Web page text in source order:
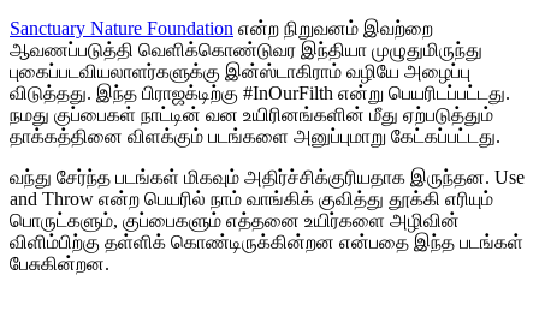
Sanctuary Nature Foundation என்ற நிறுவனம் இவற்றை
ஆவணப்படுத்தி வெளிக்கொண்டுவர இந்தியா முழுதுமிருந்து
புகைப்படவியலாளர்களுக்கு இன்ஸ்டாகிராம் வழியே அழைப்பு
விடுத்தது. இந்த பிராஜக்டிற்கு #InOurFilth என்று பெயரிடப்பட்டது.
நமது குப்பைகள் நாட்டின் வன உயிரினங்களின் மீது ஏற்படுத்தும்
தாக்கத்தினை விளக்கும் படங்களை அனுப்புமாறு கேட்கப்பட்டது.
வந்து சேர்ந்த படங்கள் மிகவும் அதிர்ச்சிக்குரியதாக இருந்தன. Use
and Throw என்ற பெயரில் நாம் வாங்கிக் குவித்து தூக்கி எரியும்
பொருட்களும், குப்பைகளும் எத்தனை உயிர்களை அழிவின்
விளிம்பிற்கு தள்ளிக் கொண்டிருக்கின்றன என்பதை இந்த படங்கள்
பேசுகின்றன.